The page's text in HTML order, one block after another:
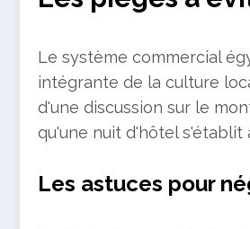
Le système commercial
intégrante de la culture
d'une discussion sur le
qu'une nuit d'hôtel s'établit
Les astuces pour